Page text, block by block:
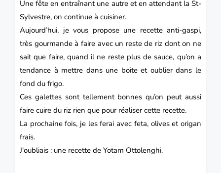
Une fête en entraînant une autre et en attendant la St-
Sylvestre, on continue à cuisiner.
Aujourd’hui, je vous propose une recette anti-gaspi,
très gourmande à faire avec un reste de riz dont on ne
sait que faire, quand il ne reste plus de sauce, qu’on a
tendance à mettre dans une boite et oublier dans le
fond du frigo.
Ces galettes sont tellement bonnes qu’on peut aussi
faire cuire du riz rien que pour réaliser cette recette.
La prochaine fois, je les ferai avec feta, olives et origan
frais.
J'oubliais : une recette de Yotam Ottolenghi.